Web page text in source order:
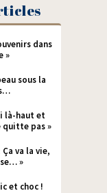
dans
»
sous la
là-haut et
quitte pas »
va la vie,
»
et choc !